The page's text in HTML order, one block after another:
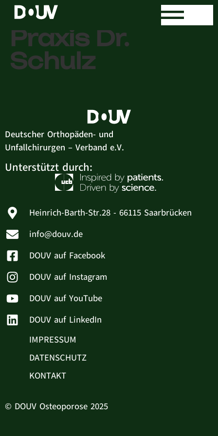
Orthopädische
Praxis Dr.
Schulz
Deutscher Orthopäden- und
Unfallchirurgen – Verband e.V.
Unterstützt durch:
Heinrich-Barth-Str.28 - 66115 Saarbrücken
info@douv.de
DOUV auf Facebook
DOUV auf Instagram
DOUV auf YouTube
DOUV auf LinkedIn
IMPRESSUM
DATENSCHUTZ
KONTAKT
© DOUV Osteoporose 2025